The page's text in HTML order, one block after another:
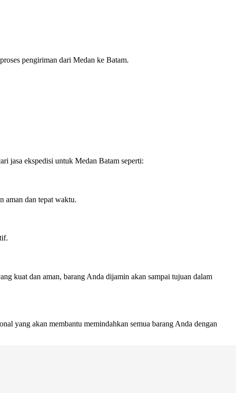
pengiriman dari Medan ke Batam.
jasa ekspedisi untuk Medan Batam seperti:
aman dan tepat waktu.
kuat dan aman, barang Anda dijamin akan sampai tujuan dalam
yang akan membantu memindahkan semua barang Anda dengan